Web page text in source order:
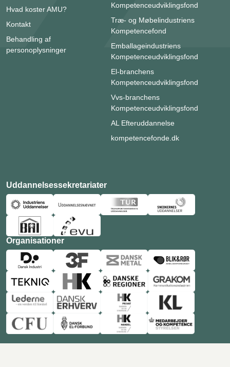
Hvad koster AMU?
Kontakt
Behandling af
personoplysninger
Kompetenceudviklingsfond
Træ- og Møbelindustriens
Kompetencefond
Emballageindustriens
Kompetenceudviklingsfond
El-branchens
Kompetenceudviklingsfond
Vvs-branchens
Kompetenceudviklingsfond
AL Efteruddannelse
kompetencefonde.dk
Uddannelsessekretariater
Organisationer